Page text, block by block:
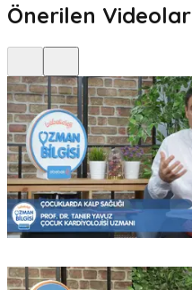
Önerilen Videolar